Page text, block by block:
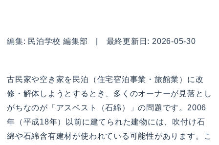
編集: 民泊学校 編集部 | 最終更新日: 2026-05-30
古民家や空き家を民泊（住宅宿泊事業・旅館業）に改
修・解体しようとするとき、多くのオーナーが見落とし
がちなのが「アスベスト（石綿）」の問題です。2006
年（平成18年）以前に建てられた建物には、吹付け石
綿や石綿含有建材が使われている可能性があります。こ